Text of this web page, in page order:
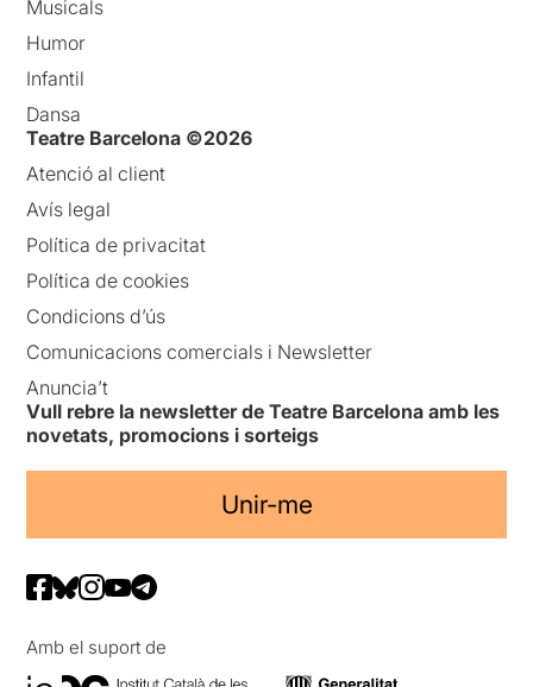
Musicals
Humor
Infantil
Dansa
Teatre Barcelona ©2026
Atenció al client
Avís legal
Política de privacitat
Política de cookies
Condicions d’ús
Comunicacions comercials i Newsletter
Anuncia’t
Vull rebre la newsletter de Teatre Barcelona amb les
novetats, promocions i sorteigs
Unir-me
Amb el suport de